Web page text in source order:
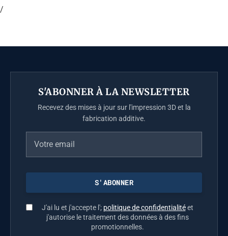
/
S'ABONNER À LA NEWSLETTER
Recevez des mises à jour sur l'impression 3D et la
fabrication additive.
J'ai lu et j'accepte l'; politique de confidentialitéet
j'autorise le traitement des données à des fins
promotionnelles.